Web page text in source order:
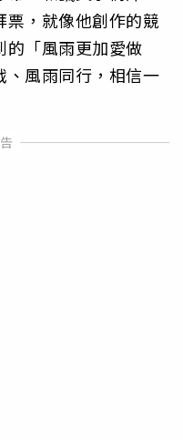
，就像他創作的競
的「風雨更加愛做
、風雨同行，相信一